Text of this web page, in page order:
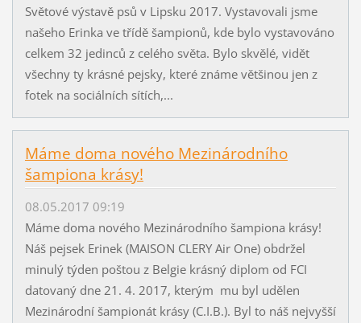
Světové výstavě psů v Lipsku 2017. Vystavovali jsme
našeho Erinka ve třídě šampionů, kde bylo vystavováno
celkem 32 jedinců z celého světa. Bylo skvělé, vidět
všechny ty krásné pejsky, které známe většinou jen z
fotek na sociálních sítích,...
Máme doma nového Mezinárodního
šampiona krásy!
08.05.2017 09:19
Máme doma nového Mezinárodního šampiona krásy!
Náš pejsek Erinek (MAISON CLERY Air One) obdržel
minulý týden poštou z Belgie krásný diplom od FCI
datovaný dne 21. 4. 2017, kterým mu byl udělen
Mezinárodní šampionát krásy (C.I.B.). Byl to náš nejvyšší